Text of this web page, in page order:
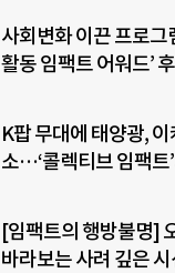
사회변화 이끈 프로
활동 임팩트 어워드’
K팝 무대에 태양광,
소…‘콜렉티브 임팩트
[임팩트의 행방불명]
바라보는 사려 깊은 시